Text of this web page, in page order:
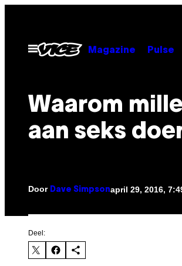
Open
menu
Magazine Pulse
Waarom
aan seks
Door Dave Simpsonapril 29, 2016,
Deel: